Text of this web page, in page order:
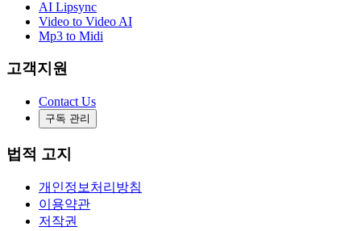
AI Lipsync
Video to Video AI
Mp3 to Midi
고객지원
Contact Us
구독 관리
법적 고지
개인정보처리방침
이용약관
저작권